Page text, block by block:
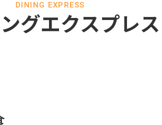
グエクスプレス
DINING EXPRESS